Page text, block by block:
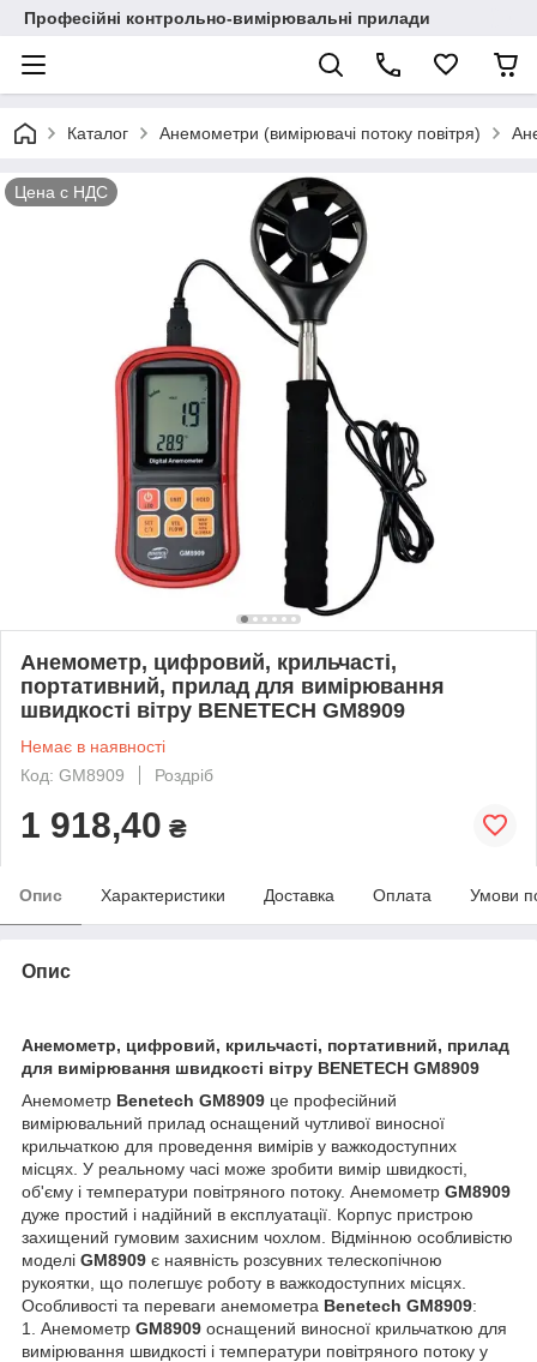
Професійні контрольно-вимірювальні прилади
Каталог Анемометри (вимірювачі потоку повітря)
Цена с НДС
Анемометр, цифровий, крильчасті,
портативний, прилад для вимірювання
швидкості вітру BENETECH GM8909
Немає в наявності
Код: GM8909
Роздріб
1 918,40 ₴
Опис Характеристики Доставка Оплата Умови
Опис
Анемометр, цифровий, крильчасті, портативний, прилад
для вимірювання швидкості вітру BENETECH GM8909
Анемометр Benetech GM8909 це професійний
вимірювальний прилад оснащений чутливої виносної
крильчаткою для проведення вимірів у важкодоступних
місцях. У реальному часі може зробити вимір швидкості,
об'єму і температури повітряного потоку. Анемометр GM8909
дуже простий і надійний в експлуатації. Корпус пристрою
захищений гумовим захисним чохлом. Відмінною особливістю
моделі GM8909 є наявність розсувних телескопічною
рукоятки, що полегшує роботу в важкодоступних місцях.
Особливості та переваги анемометра Benetech GM8909:
1. Анемометр GM8909 оснащений виносної крильчаткою для
вимірювання швидкості і температури повітряного потоку у